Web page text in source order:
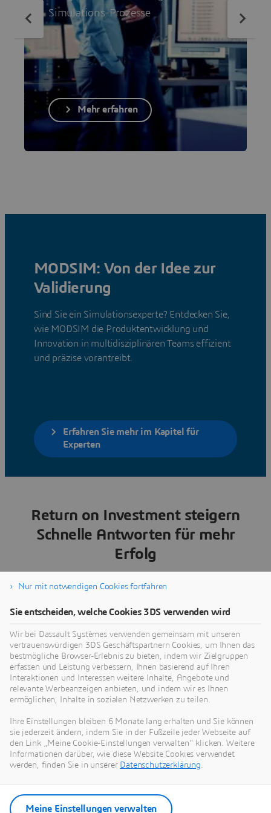
Simulations-Prozesse
Mehr erfahren
MODSIM: Von der Idee zur
Validierung
Sind Sie ein Simulationsexperte? Entdecken Sie,
wie MODSIM die Produktentwicklung und
Innovation in multidisziplinären Teams effizient
und präzise vorantreibt.
Erfahren Sie mehr im Kapitel für
Experten
Return on Investment steigern
Schnelle Antworten für mehr
Erfolg
Welche Rolle spielt MODSIM in der digitalen
Transformation und wie verbessert es die
Effizienz?
Welche Rolle spielen KI und Automatisierung
in MODSIM und welchen Einfluss haben sie
auf den ROI?
1Quelle:Knust-Godwin-
Quelle:Knust-Godwin
3Quelle:
Nur mit notwendigen Cookies fortfahren
Sie entscheiden, welche Cookies 3DS verwenden wird
Wir bei Dassault Systèmes verwenden gemeinsam mit unseren
vertrauenswürdigen 3DS Geschäftspartnern Cookies, um Ihnen das
bestmögliche Browser-Erlebnis zu bieten, indem wir Zielgruppen
erfassen und Leistung verbessern, Ihnen basierend auf Ihren
Interaktionen und Interessen weitere Inhalte, Angebote und
relevante Werbeanzeigen anbieten, und indem wir es Ihnen
ermöglichen, Inhalte in sozialen Netzwerken zu teilen.
Ihre Einstellungen bleiben 6 Monate lang erhalten und Sie können
sie jederzeit ändern, indem Sie in der Fußzeile jeder Webseite auf
den Link „Meine Cookie-Einstellungen verwalten“ klicken. Weitere
Informationen darüber, wie diese Website Cookies verwendet
werden, finden Sie in unserer Datenschutzerklärung.
Meine Einstellungen verwalten